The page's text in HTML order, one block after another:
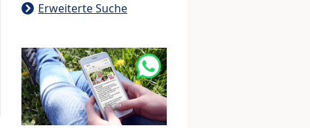
Erweiterte Suche